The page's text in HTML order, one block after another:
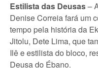
Estilista das Deusas–
Denise Correia fará um
tempo pela história da
Jitolu, Dete Lima, que
Ilê e estilista do bloco,
Deusa do Ébano.